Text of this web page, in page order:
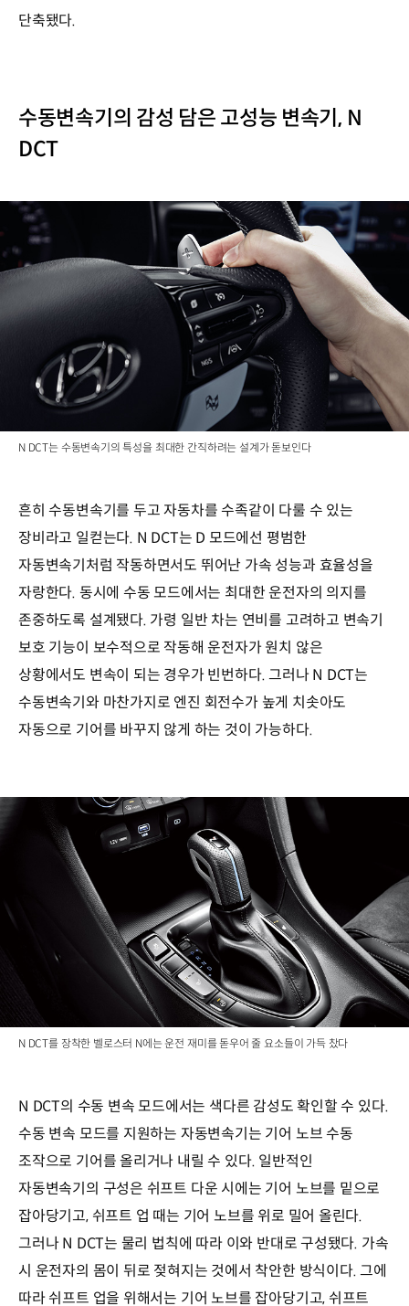
단축됐다.
수동변속기의 감성 담은 고성능 변속기, N
DCT
N DCT는 수동변속기의 특성을 최대한 간직하려는 설계가 돋보인다
흔히 수동변속기를 두고 자동차를 수족같이 다룰 수 있는
장비라고 일컫는다. N DCT는 D 모드에선 평범한
자동변속기처럼 작동하면서도 뛰어난 가속 성능과 효율성을
자랑한다. 동시에 수동 모드에서는 최대한 운전자의 의지를
존중하도록 설계됐다. 가령 일반 차는 연비를 고려하고 변속기
보호 기능이 보수적으로 작동해 운전자가 원치 않은
상황에서도 변속이 되는 경우가 빈번하다. 그러나 N DCT는
수동변속기와 마찬가지로 엔진 회전수가 높게 치솟아도
자동으로 기어를 바꾸지 않게 하는 것이 가능하다.
N DCT를 장착한 벨로스터 N에는 운전 재미를 돋우어 줄 요소들이 가득 찼다
N DCT의 수동 변속 모드에서는 색다른 감성도 확인할 수 있다.
수동 변속 모드를 지원하는 자동변속기는 기어 노브 수동
조작으로 기어를 올리거나 내릴 수 있다. 일반적인
자동변속기의 구성은 쉬프트 다운 시에는 기어 노브를 밑으로
잡아당기고, 쉬프트 업 때는 기어 노브를 위로 밀어 올린다.
그러나 N DCT는 물리 법칙에 따라 이와 반대로 구성됐다. 가속
시 운전자의 몸이 뒤로 젖혀지는 것에서 착안한 방식이다. 그에
따라 쉬프트 업을 위해서는 기어 노브를 잡아당기고, 쉬프트